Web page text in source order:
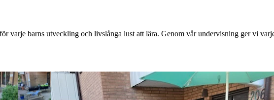
varje barns utveckling och livslånga lust att lära. Genom vår undervisning ger vi